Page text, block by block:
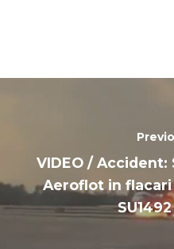
VIDEO / Accident:
Aeroflot in flacari